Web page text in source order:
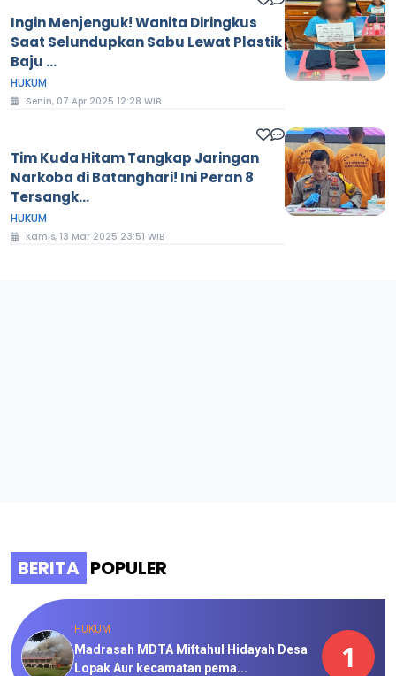
Ingin Menjenguk! Wanita Diringkus
Saat Selundupkan Sabu Lewat Plastik
Baju ...
HUKUM
Senin, 07 Apr 2025 12:28 WIB
Tim Kuda Hitam Tangkap Jaringan
Narkoba di Batanghari! Ini Peran 8
Tersangk...
HUKUM
Kamis, 13 Mar 2025 23:51 WIB
BERITA POPULER
HUKUM
Madrasah MDTA Miftahul Hidayah Desa
Lopak Aur kecamatan pema...
1